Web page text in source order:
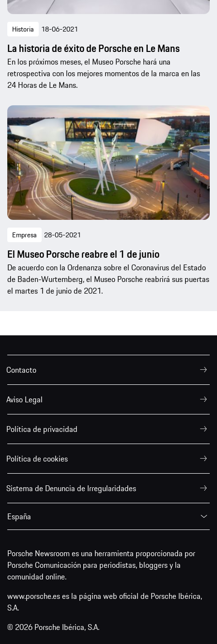
Historia 18-06-2021
La historia de éxito de Porsche en Le Mans
En los próximos meses, el Museo Porsche hará una
retrospectiva con los mejores momentos de la marca en las
24 Horas de Le Mans.
Empresa 28-05-2021
El Museo Porsche reabre el 1 de junio
De acuerdo con la Ordenanza sobre el Coronavirus del Estado
de Baden-Wurtemberg, el Museo Porsche reabrirá sus puertas
el martes 1 de junio de 2021.
Contacto
Aviso Legal
Política de privacidad
Política de cookies
Sistema de Denuncia de Irregularidades
España
Porsche Newsroom es una herramienta proporcionada por
Porsche Comunicación para periodistas, bloggers y la
comunidad online.
www.porsche.es es la página web oficial de Porsche Ibérica,
S.A.
© 2026 Porsche Ibérica, S.A.